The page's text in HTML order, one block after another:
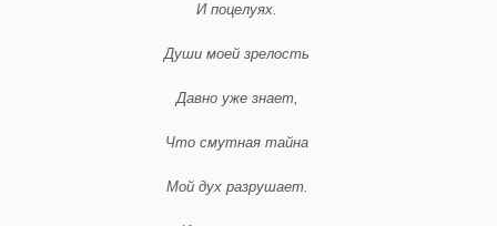
И поцелуях.
Души моей зрелость
Давно уже знает,
Что смутная тайна
Мой дух разрушает.